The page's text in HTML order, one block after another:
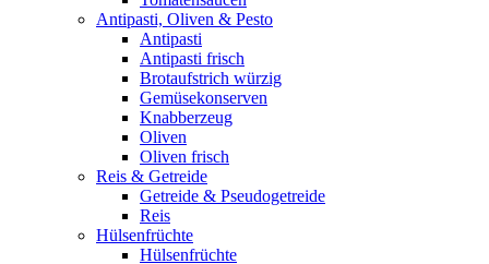
Antipasti, Oliven & Pesto
Antipasti
Antipasti frisch
Brotaufstrich würzig
Gemüsekonserven
Knabberzeug
Oliven
Oliven frisch
Reis & Getreide
Getreide & Pseudogetreide
Reis
Hülsenfrüchte
Hülsenfrüchte